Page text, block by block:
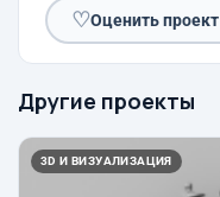
♡Оценить проект
Другие проекты
3D И ВИЗУАЛИЗАЦИЯ